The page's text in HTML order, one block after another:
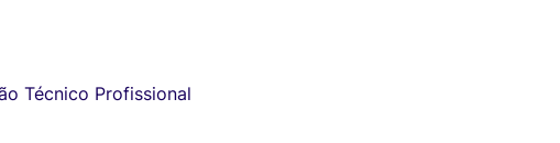
Técnico Profissional